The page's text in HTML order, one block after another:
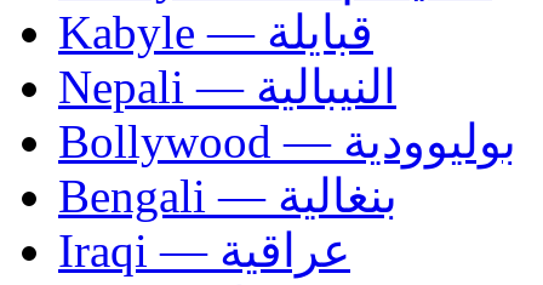
Kabyle — قبايلة
Nepali — النيبالية
Bollywood — بوليوودية
Bengali — بنغالية
Iraqi — عراقية